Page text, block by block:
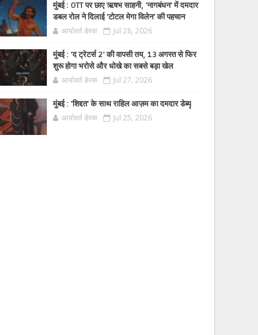
मुंबई : OTT पर छाए ऋषभ साहनी, 'नागबंधन' में दमदार
डबल रोल ने दिलाई 'टोटल मेगा विलेन' की पहचान
आर्यावर्त डेस्क Jul 28, 2026
मुंबई : 'द ट्रेटर्स 2' की वापसी तय, 13 अगस्त से फिर
शुरू होगा भरोसे और धोखे का सबसे बड़ा खेल
आर्यावर्त डेस्क Jul 27, 2026
मुंबई : 'शिद्दत' के साथ राहिल आज़म का दमदार डेब्यू
आर्यावर्त डेस्क Jul 25, 2026